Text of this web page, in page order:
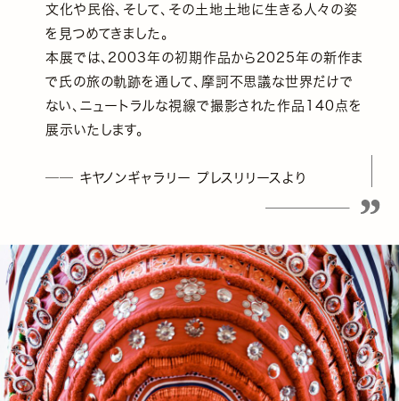
文化や民俗、そして、その土地土地に生きる人々の姿
を見つめてきました。
本展では、2003年の初期作品から2025年の新作ま
で氏の旅の軌跡を通して、摩訶不思議な世界だけで
ない、ニュートラルな視線で撮影された作品140点を
展示いたします。
── キヤノンギャラリー プレスリリースより